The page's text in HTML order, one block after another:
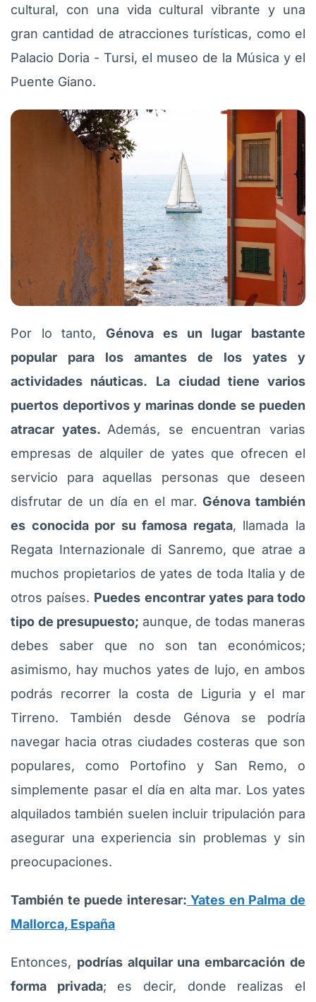
cultural, con una vida cultural vibrante y una
gran cantidad de atracciones turísticas, como el
Palacio Doria - Tursi, el museo de la Música y el
Puente Giano.
Por lo tanto,Génova es un lugar bastante
popular para los amantes de los yates y
actividades náuticas.
La ciudad tiene varios
puertos deportivos y marinas donde se pueden
atracar yates. Además, se encuentran varias
empresas de alquiler de yates que ofrecen el
servicio para aquellas personas que deseen
disfrutar de un día en el mar. Génova también
es conocida por su famosa regata, llamada la
Regata Internazionale di Sanremo, que atrae a
muchos propietarios de yates de toda Italia y de
otros países. Puedes encontrar yates para todo
tipo de presupuesto; aunque, de todas maneras
debes saber que no son tan económicos;
asimismo, hay muchos yates de lujo, en ambos
podrás recorrer la costa de Liguria y el mar
Tirreno. También desde Génova se podría
navegar hacia otras ciudades costeras que son
populares, como Portofino y San Remo, o
simplemente pasar el día en alta mar. Los yates
alquilados también suelen incluir tripulación para
asegurar una experiencia sin problemas y sin
preocupaciones.
También te puede interesar: Yates en Palma de
Mallorca, España
Entonces, podrías alquilar una embarcación de
forma privada; es decir, donde realizas el